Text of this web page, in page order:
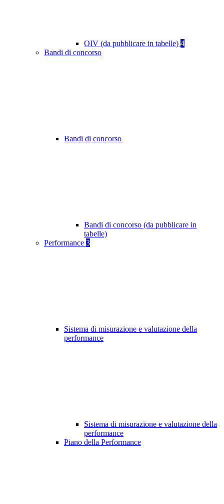
OIV (da pubblicare in tabelle) 4
Bandi di concorso
Bandi di concorso
Bandi di concorso (da pubblicare in
tabelle)
Performance 3
Sistema di misurazione e valutazione della
performance
Sistema di misurazione e valutazione della
performance
Piano della Performance